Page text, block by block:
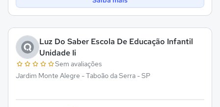
Luz Do Saber Escola De Educação Infantil
Unidade Ii
Sem avaliações
Jardim Monte Alegre - Taboão da Serra - SP